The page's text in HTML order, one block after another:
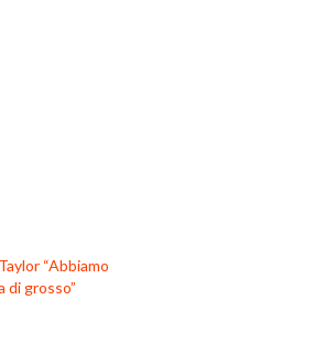
“Abbiamo
di grosso”